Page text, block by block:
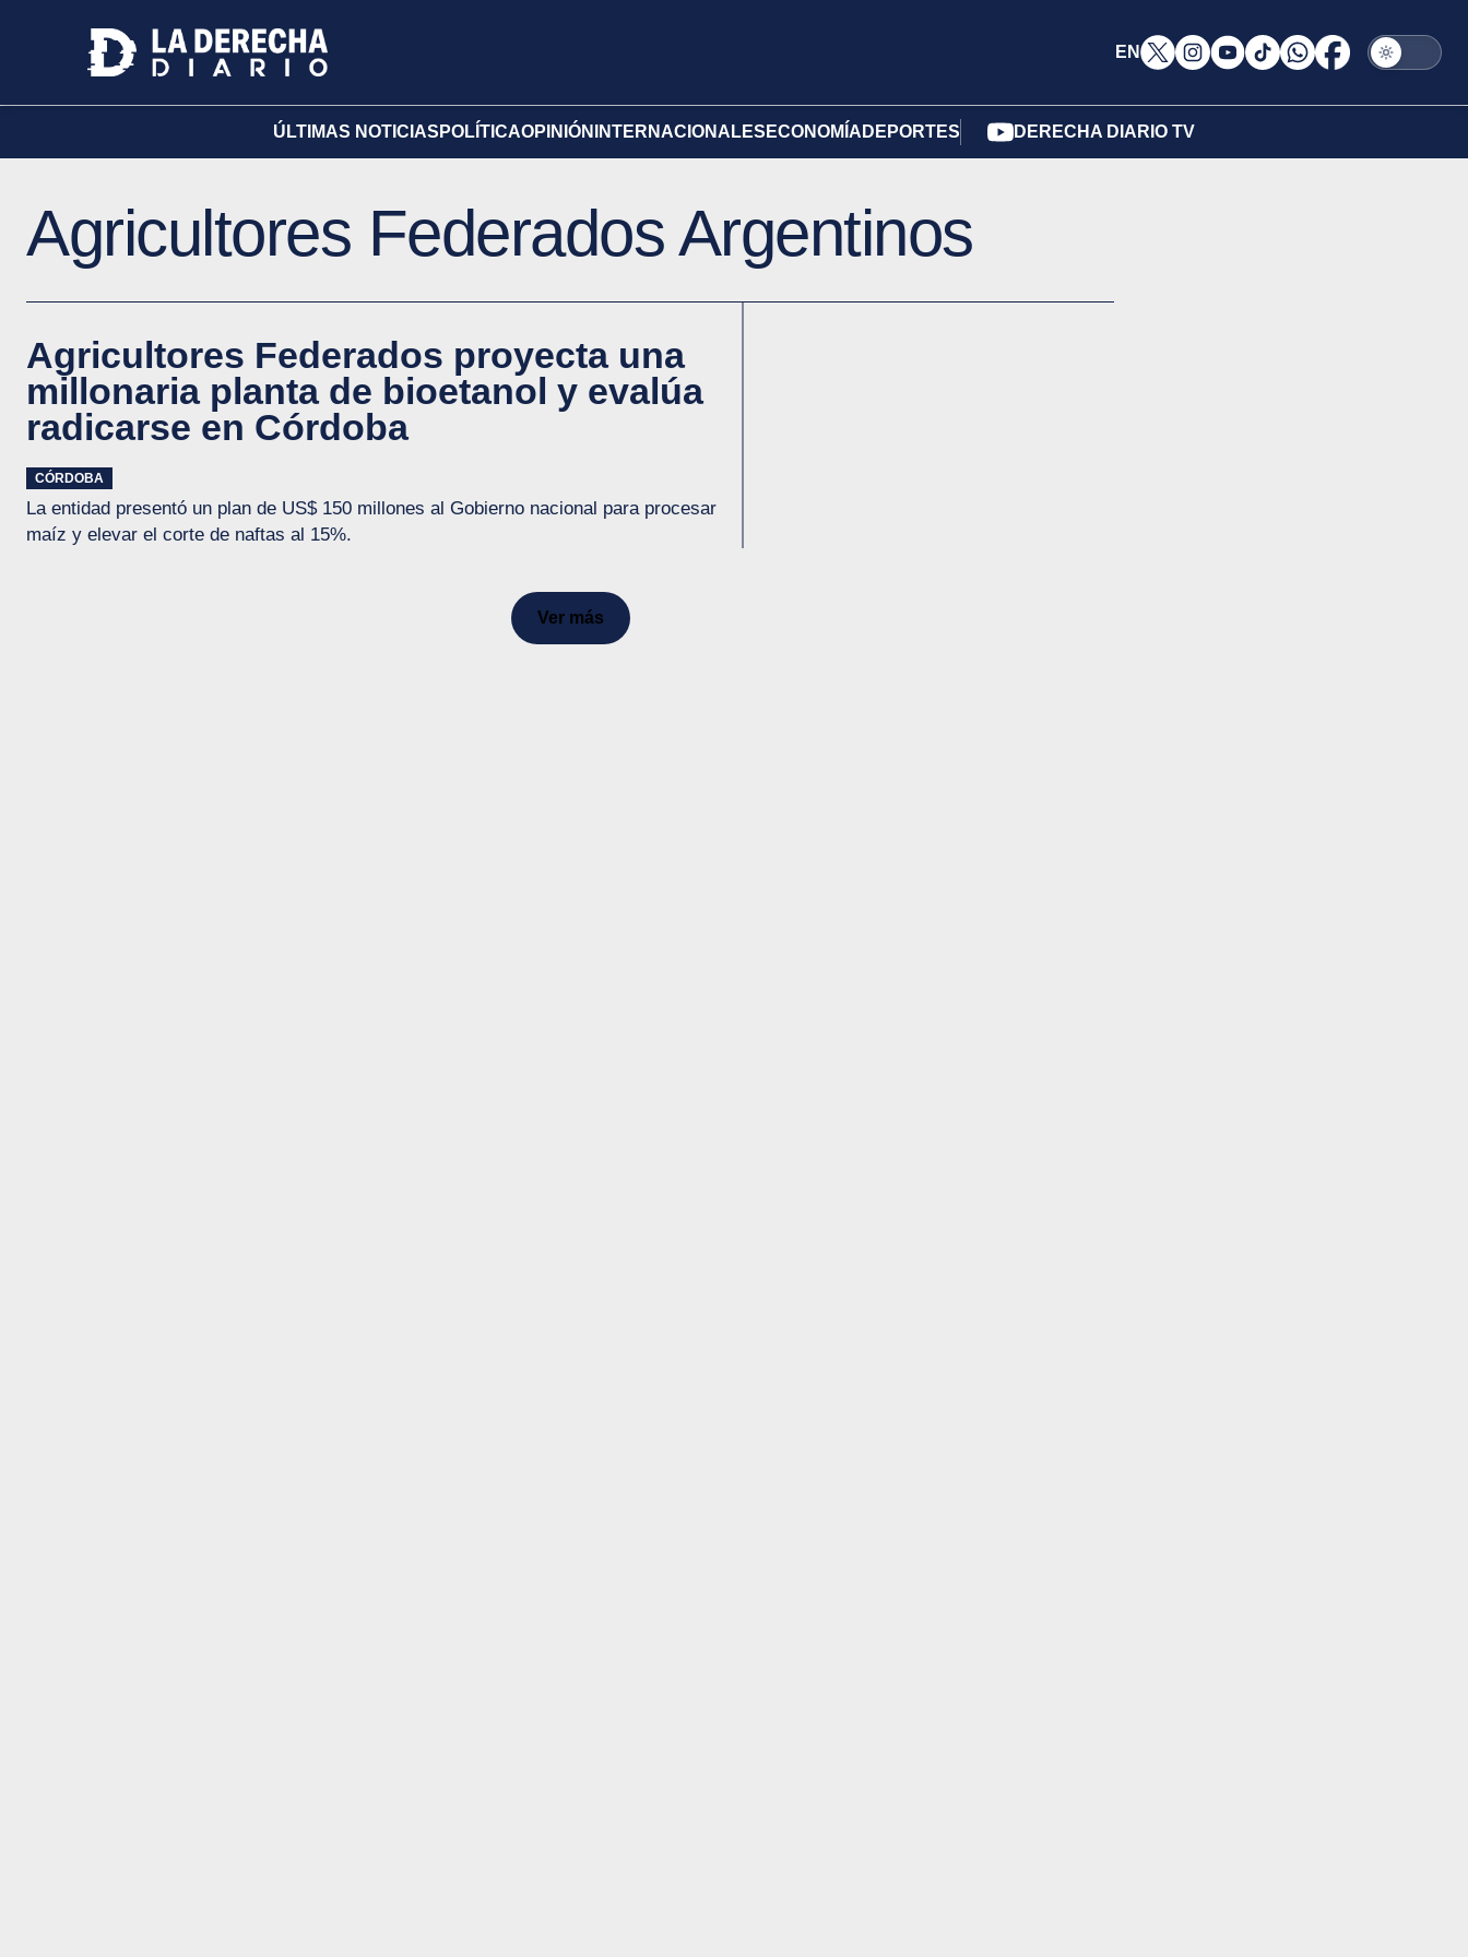
EN
ÚLTIMAS NOTICIAS POLÍTICAOPINIÓN INTERNACIONALES ECONOMÍA DEPORTES DERECHA DIARIO TV
Agricultores Federados Argentinos
Agricultores Federados proyecta una
millonaria planta de bioetanol y evalúa
radicarse en Córdoba
CÓRDOBA
La entidad presentó un plan de US$ 150 millones al Gobierno nacional para procesar
maíz y elevar el corte de naftas al 15%.
Ver más